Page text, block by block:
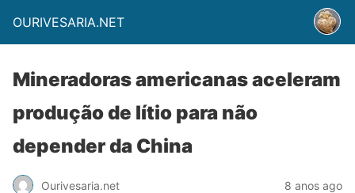
OURIVESARIA.NET
Mineradoras americanas aceleram
produção de lítio para não
depender da China
Ourivesaria.net 8 anos ago